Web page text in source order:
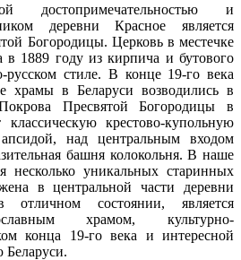
и
деревни Красное является
Богородицы. Церковь в местечке
в 1889 году из кирпича и бутового
русском стиле. В конце 19-го века
храмы в Беларуси возводились в
Пресвятой Богородицы в
крестово-купольную
над центральным входом
башня колокольня. В наше
несколько уникальных старинных
в центральной части деревни
отличном состоянии, является
храмом, культурно-
конца 19-го века и интересной
Беларуси.